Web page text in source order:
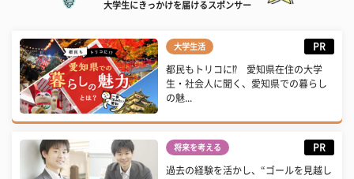
大学生にきっかけを届けるスポンサー
大学生活 PR
都民もトリコに⁉ 愛知県在住の大学
生・社会人に聞く、愛知県での暮らし
の魅...
将来を考える PR
過去の経験を活かし、“ゴールを見越し